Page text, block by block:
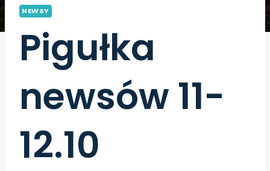
NEWSY
Pigułka
newsów 11-
12.10